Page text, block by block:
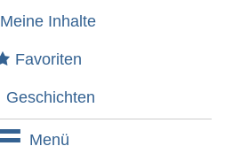
Meine Inhalte
Favoriten
Geschichten
Menü